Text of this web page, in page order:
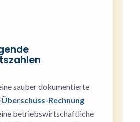
sauber dokumentierte
Rechnung
betriebswirtschaftliche